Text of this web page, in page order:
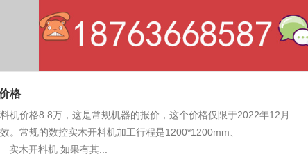
格
机价格8.8万，这是常规机器的报价，这个价格仅限于2022年12月
。常规的数控实木开料机加工行程是1200*1200mm、
实木开料机 如果有其...